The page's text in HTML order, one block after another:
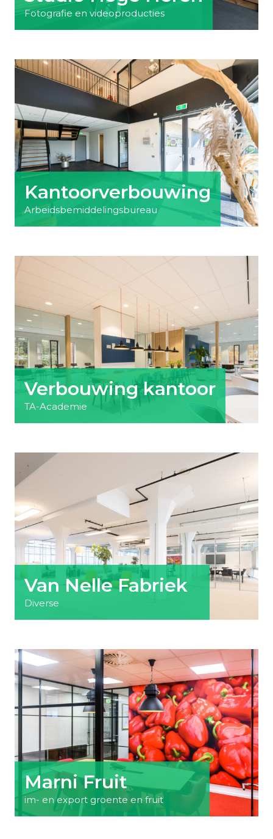
Fotografie en videoproducties
Kantoorverbouwing
Arbeidsbemiddelingsbureau
Verbouwing kantoor
TA-Academie
Van Nelle Fabriek
Diverse
Marni Fruit
im- en export groente en fruit